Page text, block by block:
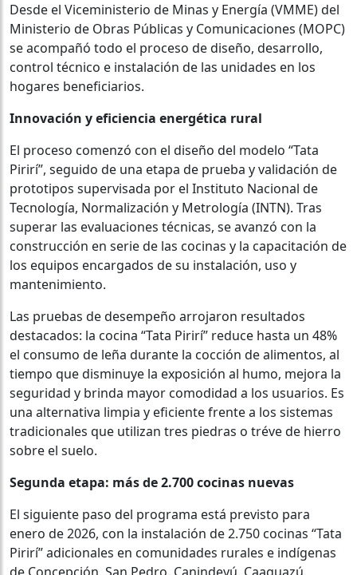
Desde el Viceministerio de Minas y Energía (VMME) del
Ministerio de Obras Públicas y Comunicaciones (MOPC)
se acompañó todo el proceso de diseño, desarrollo,
control técnico e instalación de las unidades en los
hogares beneficiarios.
Innovación y eficiencia energética rural
El proceso comenzó con el diseño del modelo “Tata
Pirirí”, seguido de una etapa de prueba y validación de
prototipos supervisada por el Instituto Nacional de
Tecnología, Normalización y Metrología (INTN). Tras
superar las evaluaciones técnicas, se avanzó con la
construcción en serie de las cocinas y la capacitación de
los equipos encargados de su instalación, uso y
mantenimiento.
Las pruebas de desempeño arrojaron resultados
destacados: la cocina “Tata Pirirí” reduce hasta un 48%
el consumo de leña durante la cocción de alimentos, al
tiempo que disminuye la exposición al humo, mejora la
seguridad y brinda mayor comodidad a los usuarios. Es
una alternativa limpia y eficiente frente a los sistemas
tradicionales que utilizan tres piedras o tréve de hierro
sobre el suelo.
Segunda etapa: más de 2.700 cocinas nuevas
El siguiente paso del programa está previsto para
enero de 2026, con la instalación de 2.750 cocinas “Tata
Pirirí” adicionales en comunidades rurales e indígenas